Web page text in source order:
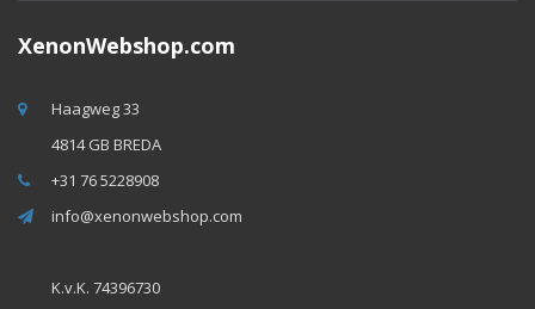
XenonWebshop.com
Haagweg 33
4814 GB BREDA
+31 76 5228908
info@xenonwebshop.com
K.v.K. 74396730